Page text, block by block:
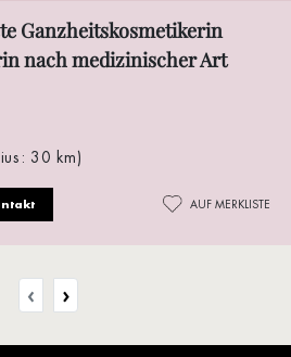
Ganzheitskosmetikerin
nach medizinischer Art
30 km)
AUF MERKLISTE
‹ ›